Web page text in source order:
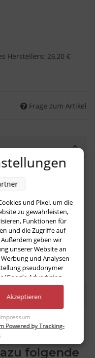
Herstellers: 26,20 €
Frage zum Artikel
diesen Artikel ab
folgende
und Pixel, um die
zu gewährleisten,
Funktionen für
und die Zugriffe auf
geben wir
unserer Website an
und Analysen
pseudonymer
(Google Advertising
möglicherweise mit
bereitgestellt haben
gesammelt haben
Ihre Einwilligung zur
Sie jederzeit
Button links
Anpassungen
Impressum
Akzeptieren
Powered by Tracking-